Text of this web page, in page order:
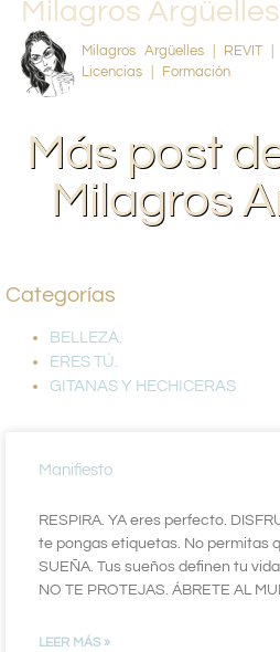
Milagros
Milagros Argüelles | REVIT |
Licencias | Formación
Más post
Milagros
Categorías
BELLEZA.
ERES TÚ.
GITANAS Y HECHICERAS
Manifiesto
RESPIRA. YA eres perfecto.
te pongas etiquetas. No permitas
SUEÑA. Tus sueños definen tu
NO TE PROTEJAS. ÁBRETE AL
LEER MÁS »